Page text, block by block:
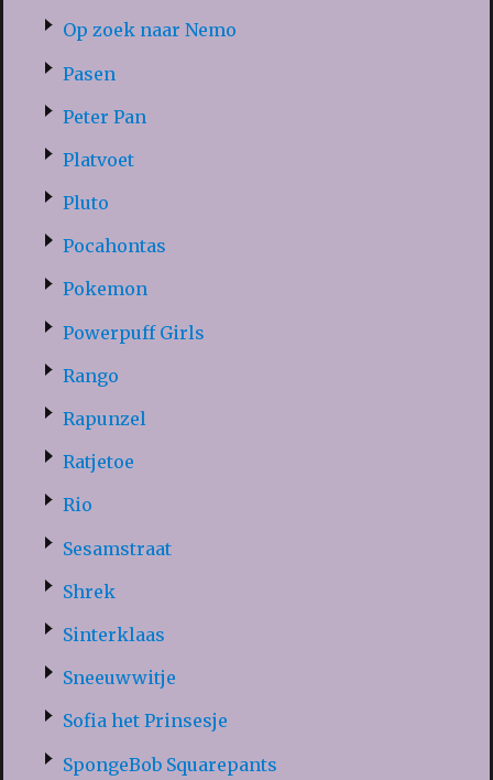
Op zoek naar Nemo
Pasen
Peter Pan
Platvoet
Pluto
Pocahontas
Pokemon
Powerpuff Girls
Rango
Rapunzel
Ratjetoe
Rio
Sesamstraat
Shrek
Sinterklaas
Sneeuwwitje
Sofia het Prinsesje
SpongeBob Squarepants